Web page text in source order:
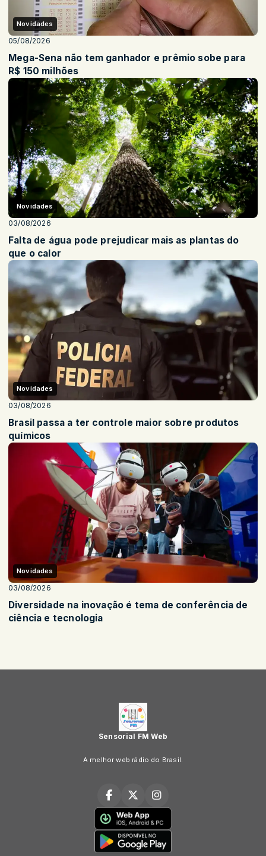
Novidades
05/08/2026
Mega-Sena não tem ganhador e prêmio sobe para
R$ 150 milhões
Novidades
03/08/2026
Falta de água pode prejudicar mais as plantas do
que o calor
Novidades
03/08/2026
Brasil passa a ter controle maior sobre produtos
químicos
Novidades
03/08/2026
Diversidade na inovação é tema de conferência de
ciência e tecnologia
Sensorial FM Web
A melhor web rádio do Brasil.